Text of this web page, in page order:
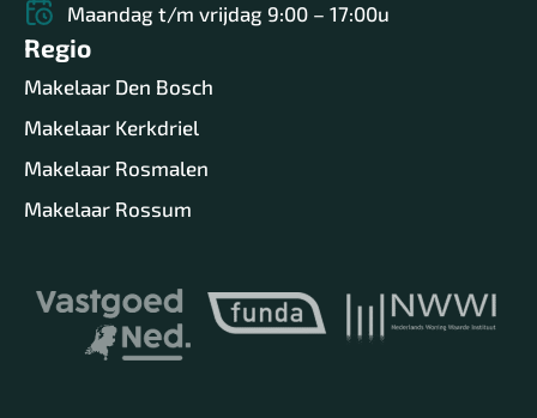
Maandag t/m vrijdag 9:00 – 17:00u
Regio
Makelaar Den Bosch
Makelaar Kerkdriel
Makelaar Rosmalen
Makelaar Rossum